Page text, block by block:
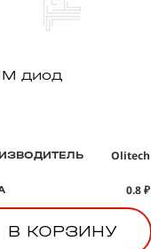
диод
Olitech
0.8 ₽
В КОРЗИНУ